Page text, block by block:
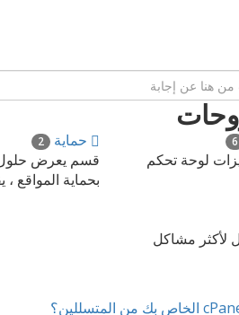
6
لوحة تحكم
حماية 2
قسم يعرض حلول
بحماية المواقع
لأكثر مشاكل